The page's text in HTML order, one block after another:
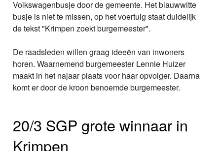
Volkswagenbusje door de gemeente. Het blauwwitte
busje is niet te missen, op het voertuig staat duidelijk
de tekst "Krimpen zoekt burgemeester".
De raadsleden willen graag ideeën van inwoners
horen. Waarnemend burgemeester Lennie Huizer
maakt in het najaar plaats voor haar opvolger. Daarna
komt er door de kroon benoemde burgemeester.
20/3 SGP grote winnaar in
Krimpen